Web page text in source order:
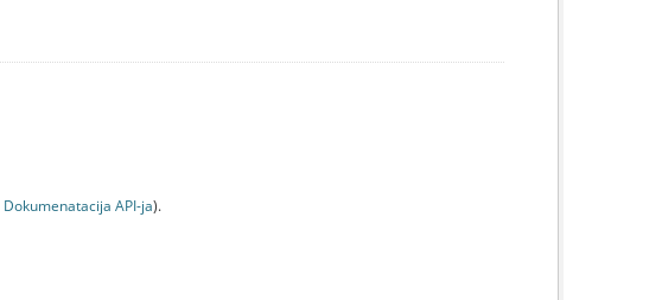
Dokumenаtаcijа API-jа).